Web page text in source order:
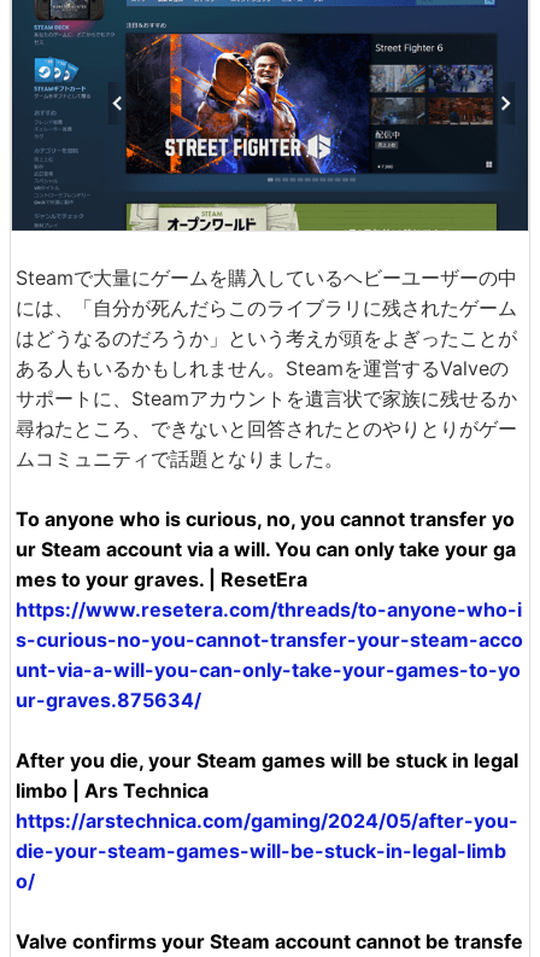
Steamで大量にゲームを購入しているヘビーユーザーの中
には、「自分が死んだらこのライブラリに残されたゲーム
はどうなるのだろうか」という考えが頭をよぎったことが
ある人もいるかもしれません。Steamを運営するValveの
サポートに、Steamアカウントを遺言状で家族に残せるか
尋ねたところ、できないと回答されたとのやりとりがゲー
ムコミュニティで話題となりました。
To anyone who is curious, no, you cannot transfer yo
ur Steam account via a will. You can only take your ga
mes to your graves. | ResetEra
https://www.resetera.com/threads/to-anyone-who-i
s-curious-no-you-cannot-transfer-your-steam-acco
unt-via-a-will-you-can-only-take-your-games-to-yo
ur-graves.875634/
After you die, your Steam games will be stuck in legal
limbo | Ars Technica
https://arstechnica.com/gaming/2024/05/after-you-
die-your-steam-games-will-be-stuck-in-legal-limb
o/
Valve confirms your Steam account cannot be transfe